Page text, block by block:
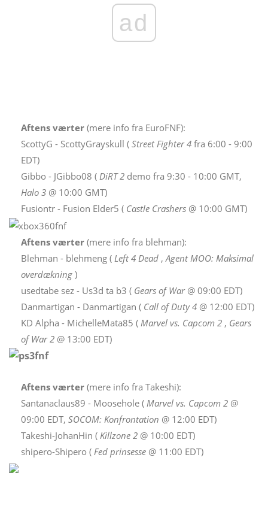
ad
Aftens værter (mere info fra EuroFNF):
ScottyG - ScottyGrayskull ( Street Fighter 4 fra 6:00 - 9:00
EDT)
Gibbo - JGibbo08 ( DiRT 2 demo fra 9:30 - 10:00 GMT,
Halo 3 @ 10:00 GMT)
Fusiontr - Fusion Elder5 ( Castle Crashers @ 10:00 GMT)
Aftens værter (mere info fra blehman):
Blehman - blehmeng ( Left 4 Dead , Agent MOO: Maksimal
overdækning )
usedtabe sez - Us3d ta b3 ( Gears of War @ 09:00 EDT)
Danmartigan - Danmartigan ( Call of Duty 4 @ 12:00 EDT)
KD Alpha - MichelleMata85 ( Marvel vs. Capcom 2 , Gears
of War 2 @ 13:00 EDT)
Aftens værter (mere info fra Takeshi):
Santanaclaus89 - Moosehole ( Marvel vs. Capcom 2 @
09:00 EDT, SOCOM: Konfrontation @ 12:00 EDT)
Takeshi-JohanHin ( Killzone 2 @ 10:00 EDT)
shipero-Shipero ( Fed prinsesse @ 11:00 EDT)